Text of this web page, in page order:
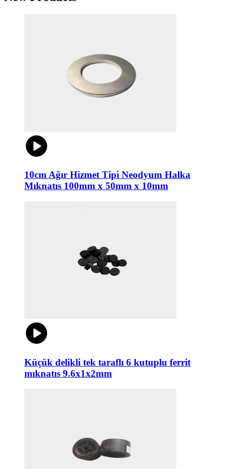
10cm Ağır Hizmet Tipi Neodyum Halka
Mıknatıs 100mm x 50mm x 10mm
Küçük delikli tek taraflı 6 kutuplu ferrit
mıknatıs 9.6x1x2mm